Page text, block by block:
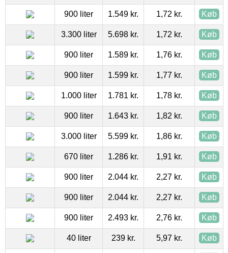
900 liter 1.549 kr. 1,72 kr. Køb
3.300 liter 5.698 kr. 1,72 kr. Køb
900 liter 1.589 kr. 1,76 kr. Køb
900 liter 1.599 kr. 1,77 kr. Køb
1.000 liter 1.781 kr. 1,78 kr. Køb
900 liter 1.643 kr. 1,82 kr. Køb
3.000 liter 5.599 kr. 1,86 kr. Køb
670 liter 1.286 kr. 1,91 kr. Køb
900 liter 2.044 kr. 2,27 kr. Køb
900 liter 2.044 kr. 2,27 kr. Køb
900 liter 2.493 kr. 2,76 kr. Køb
40 liter 239 kr. 5,97 kr. Køb